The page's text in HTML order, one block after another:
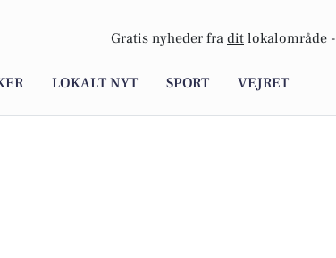
Gratis nyheder fra dit lokalområde -
LOKALT NYT SPORT VEJRET